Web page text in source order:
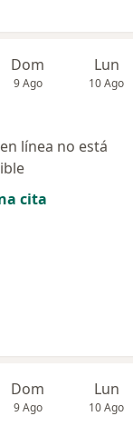
Dom
9 Ago
Lun
10 Ago
línea no está
cita
Dom
9 Ago
Lun
10 Ago